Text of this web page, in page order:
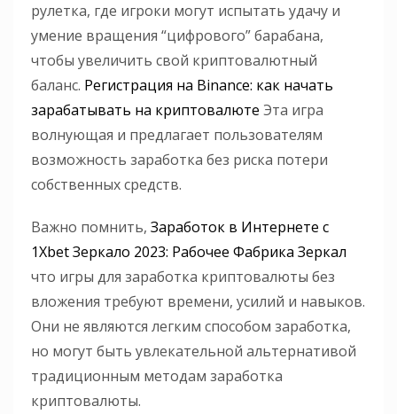
рулетка, где игроки могут испытать удачу и
умение вращения “цифрового” барабана,
чтобы увеличить свой криптовалютный
баланс. Регистрация на Binance: как начать
зарабатывать на криптовалюте Эта игра
волнующая и предлагает пользователям
возможность заработка без риска потери
собственных средств.
Важно помнить, Заработок в Интернете с
1Xbet Зеркало 2023: Рабочее Фабрика Зеркал
что игры для заработка криптовалюты без
вложения требуют времени, усилий и навыков.
Они не являются легким способом заработка,
но могут быть увлекательной альтернативой
традиционным методам заработка
криптовалюты.